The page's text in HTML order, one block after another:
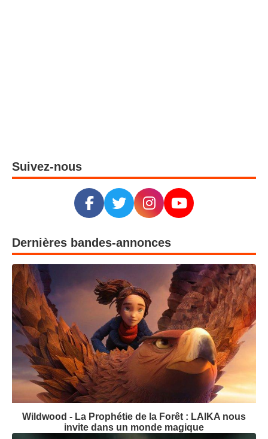
Suivez-nous
Dernières bandes-annonces
Wildwood - La Prophétie de la Forêt : LAIKA nous
invite dans un monde magique